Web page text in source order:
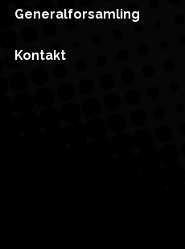
Generalforsamling
Kontakt